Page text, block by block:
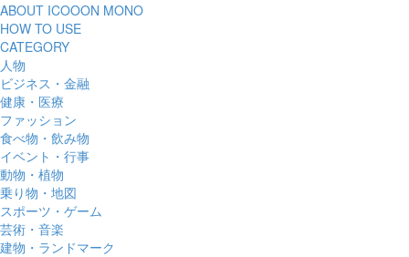
ABOUT ICOOON MONO
HOW TO USE
CATEGORY
人物
ビジネス・金融
健康・医療
ファッション
食べ物・飲み物
イベント・行事
動物・植物
乗り物・地図
スポーツ・ゲーム
芸術・音楽
建物・ランドマーク